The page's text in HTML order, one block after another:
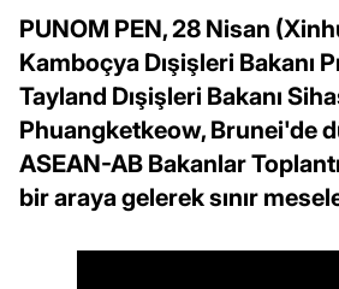
PUNOM PEN, 28 Nisan
Kamboçya Dışişleri Bakanı
Tayland Dışişleri Bakanı
Phuangketkeow, Brunei'de
ASEAN-AB Bakanlar
bir araya gelerek sınır